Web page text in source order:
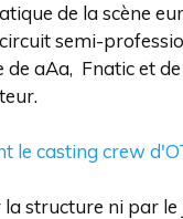
de la scène
semi-
aAa, Fnatic et
le casting crew
la structure ni par